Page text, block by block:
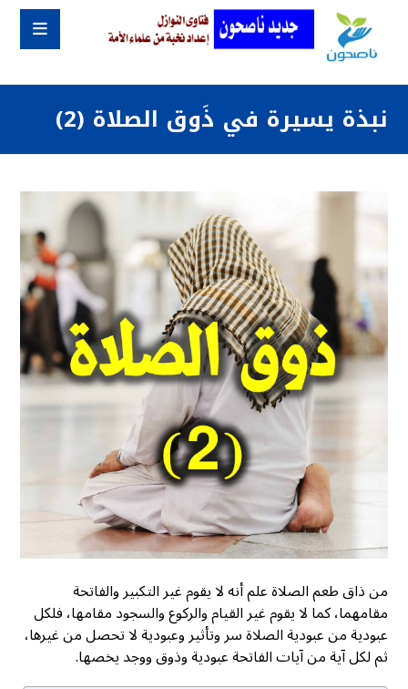
نبذة يسيرة في ذَوق الصلاة (2)
من ذاق طعم الصلاة علم أنه لا يقوم غير التكبير والفاتحة
مقامهما، كما لا يقوم غير القيام والركوع والسجود مقامها، فلكل
عبودية من عبودية الصلاة سر وتأثير وعبودية لا تحصل من غيرها،
ثم لكل آية من آيات الفاتحة عبودية وذوق ووجد يخصها.